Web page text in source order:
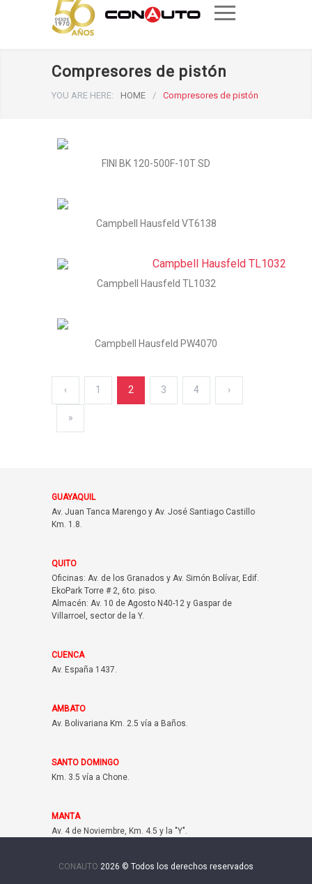
Compresores de pistón
YOU ARE HERE: HOME / Compresores de pistón
FINI BK 120-500F-10T SD
Campbell Hausfeld VT6138
Campbell Hausfeld TL1032
Campbell Hausfeld PW4070
‹ 1 2 3 4 ›
»
GUAYAQUIL
Av. Juan Tanca Marengo y Av. José Santiago Castillo
Km. 1.8.
QUITO
Oficinas: Av. de los Granados y Av. Simón Bolívar, Edif.
EkoPark Torre # 2, 6to. piso.
Almacén: Av. 10 de Agosto N40-12 y Gaspar de
Villarroel, sector de la Y.
CUENCA
Av. España 1437.
AMBATO
Av. Bolivariana Km. 2.5 vía a Baños.
SANTO DOMINGO
Km. 3.5 vía a Chone.
MANTA
Av. 4 de Noviembre, Km. 4.5 y la "Y".
CONAUTO 2026 © Todos los derechos reservados